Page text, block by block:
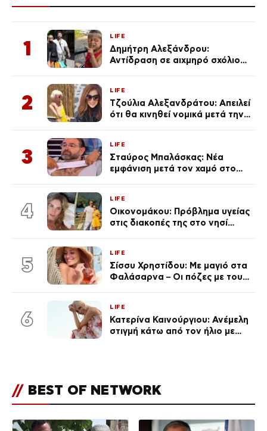
1
LIFE
Δημήτρη Αλεξάνδρου:
Αντίδραση σε αιχμηρό σχόλιο
2
LIFE
Τζούλια Αλεξανδράτου: Απειλεί
ότι θα κινηθεί νομικά μετά την
3
LIFE
Σταύρος Μπαλάσκας: Νέα
εμφάνιση μετά τον χαμό στο
4
LIFE
Οικονομάκου: Πρόβλημα υγείας
στις διακοπές της στο νησί
5
LIFE
Σίσσυ Χρηστίδου: Με μαγιό στα
Φαλάσαρνα – Οι πόζες με τους
6
LIFE
Κατερίνα Καινούργιου: Ανέμελη
στιγμή κάτω από τον ήλιο με
// BEST OF NETWORK